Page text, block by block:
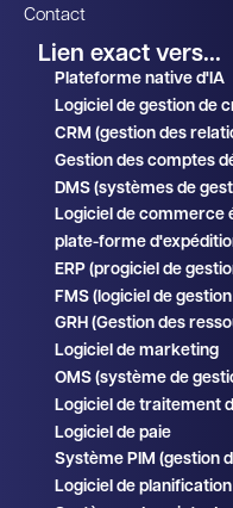
Contact
Lien exact vers...
Plateforme native d'IA
Logiciel de gestion de
CRM (gestion des
Gestion des comptes
DMS (systèmes de
Logiciel de commerce
plate-forme
ERP (progiciel de
FMS (logiciel de
GRH (Gestion des
Logiciel de marketing
OMS (système de
Logiciel de traitement
Logiciel de paie
Système PIM (gestion
Logiciel de planification